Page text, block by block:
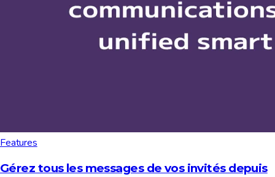
Features
Gérez tous les messages de vos invités depuis